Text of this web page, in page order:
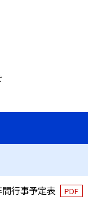
行事予定表 PDF